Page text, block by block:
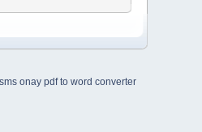
sms onay pdf to word converter